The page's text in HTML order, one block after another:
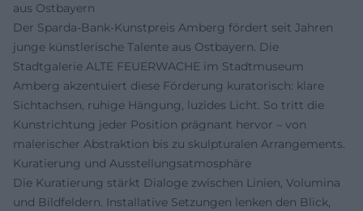
aus Ostbayern
Der Sparda‑Bank‑Kunstpreis Amberg fördert seit Jahren
junge künstlerische Talente aus Ostbayern. Die
Stadtgalerie ALTE FEUERWACHE im Stadtmuseum
Amberg akzentuiert diese Förderung kuratorisch: klare
Sichtachsen, ruhige Hängung, luzides Licht. So tritt die
Kunstrichtung jeder Position prägnant hervor – von
malerischer Abstraktion bis zu skulpturalen Arrangements.
Kuratierung und Ausstellungsatmosphäre
Die Kuratierung stärkt Dialoge zwischen Linien, Volumina
und Bildfeldern. Installative Setzungen lenken den Blick,